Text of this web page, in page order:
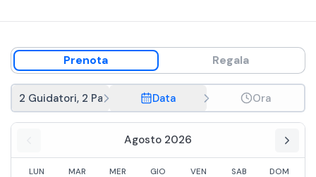
Prenota Regala
2 Guidatori, 2 Passeggeri Data Ora
Agosto 2026
LUN MAR MER GIO VEN SAB DOM